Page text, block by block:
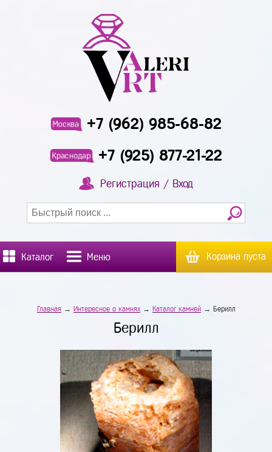
Москва +7 (962) 985-68-82
Краснодар +7 (925) 877-21-22
Регистрация / Вход
Каталог Меню Корзина пуста
Главная→ Интересное о камнях→ Каталог камней→ Берилл
Берилл